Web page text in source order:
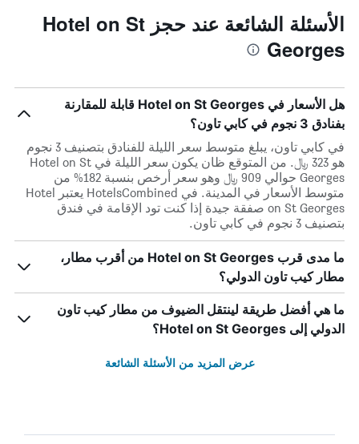
الأسئلة الشائعة عند حجز Hotel on St
Georges
هل الأسعار في Hotel on St Georges قابلة للمقارنة
بفنادق 3 نجوم في كابي تاون؟
في كابي تاون، يبلغ متوسط ​​سعر الليلة للفنادق بتصنيف 3 نجوم
هو 323 ﷼. من المتوقع ظان يكون سعر الليلة في Hotel on St
Georges حوالي 909 ﷼ وهو سعر أرخص بنسبة 182% من
متوسط الأسعار في المدينة. في HotelsCombined يعتبر Hotel
on St Georges صفقة جيدة إذا كنت تود الإقامة في فندق
بتصنيف 3 نجوم في كابي تاون.
ما مدى قرب Hotel on St Georges من أقرب مطار،
مطار كيب تاون الدولي؟
ما هي أفضل طريقة لينتقل الضيوف من مطار كيب تاون
الدولي إلى Hotel on St Georges؟
عرض المزيد من الأسئلة الشائعة